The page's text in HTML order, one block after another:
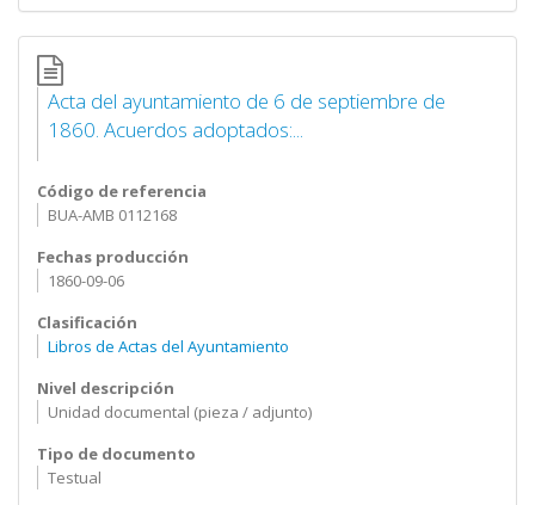
Acta del ayuntamiento de 6 de septiembre de
1860. Acuerdos adoptados:...
Código de referencia
BUA-AMB 0112168
Fechas producción
1860-09-06
Clasificación
Libros de Actas del Ayuntamiento
Nivel descripción
Unidad documental (pieza / adjunto)
Tipo de documento
Testual